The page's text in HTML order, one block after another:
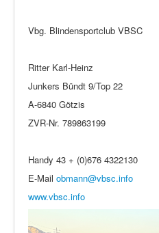
Vbg. Blindensportclub VBSC
Ritter Karl-Heinz
Junkers Bündt 9/Top 22
A-6840 Götzis
ZVR-Nr. 789863199
Handy 43 + (0)676 4322130
E-Mail obmann@vbsc.info
www.vbsc.info